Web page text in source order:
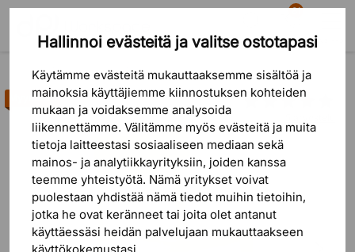
Hallinnoi evästeitä ja valitse ostotapasi
Käytämme evästeitä mukauttaaksemme sisältöä ja
mainoksia käyttäjiemme kiinnostuksen kohteiden
mukaan ja voidaksemme analysoida
liikennettämme. Välitämme myös evästeitä ja muita
tietoja laitteestasi sosiaaliseen mediaan sekä
mainos- ja analytiikkayrityksiin, joiden kanssa
teemme yhteistyötä. Nämä yritykset voivat
puolestaan ​​yhdistää nämä tiedot muihin tietoihin,
jotka he ovat keränneet tai joita olet antanut
käyttäessäsi heidän palvelujaan mukauttaakseen
Etsi
81
Ostoskori
Myyntihitti